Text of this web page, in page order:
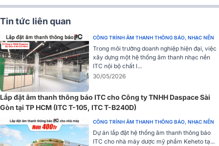
Công suất 12.5W
Loa nén công suất 12.5W ITC T-710K sở hữu nhiều tính năng nổi bật,
đáp ứng nhu cầu âm thanh đa dạng của người dùng. Với công suất
12.5W, loa mang đến âm thanh rõ ràng, sống động và chất lượng
cao, thích hợp cho cả nhu cầu nghe nhạc và thông báo. Dải tần số
rộng từ 90Hz đến 20kHz giúp tái tạo âm thanh chân thực và sắc
nét, mang lại trải nghiệm âm thanh tuyệt vời.
Công nghệ Bluetooth 5.0
Tích hợp công nghệ Bluetooth 5.0 là một ưu điểm quan trọng của
ITC T-710K cho phép kết nối nhanh chóng và ổn định với các thiết bị
di động như điện thoại, máy tính bảng, và laptop. Khoảng cách kết
nối lên đến 10m giúp người dùng dễ dàng di chuyển mà không bị
Tin tức liên quan
CÔNG TRÌNH ÂM THANH THÔNG BÁO, NHẠC NỀN
Trong môi trường doanh nghiệp hiện đại, việc
xây dựng một hệ thống âm thanh nhạc nền
ITC nội bộ chất l...
30/05/2026
Lắp đặt âm thanh thông báo ITC cho Công ty TNHH Daspace Sài
Gòn tại TP HCM (ITC T-105, ITC T-B240D)
CÔNG TRÌNH ÂM THANH THÔNG BÁO, NHẠC NỀN
Dự án lắp đặt hệ thống âm thanh thông báo
ITC cho nhà máy dược mỹ phẩm Keheto tạ...